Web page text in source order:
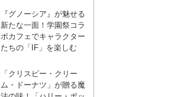
『グノーシア』が魅せる
新たな一面！学園祭コラ
ボカフェでキャラクター
たちの「IF」を楽しむ
「クリスピー・クリー
ム・ドーナツ」が贈る魔